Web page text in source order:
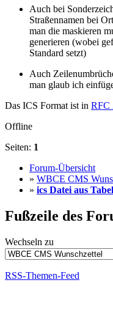
Auch bei
Straßennamen bei
man die maskieren
generieren (wobei
Standard setzt)
Auch
man glaub ich
Das ICS Format ist in RFC
Offline
Seiten: 1
Forum-Übersicht
» WBCE CMS
» ics Datei aus
Fußzeile des
Wechseln zu
RSS-Themen-Feed